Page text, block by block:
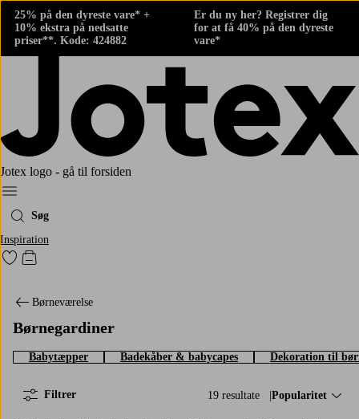
25% på den dyreste vare* +
10% ekstra på nedsatte
priser**. Kode: 424882
Er du ny her? Registrer dig
for at få 40% på den dyreste
vare*
Jotex logo - gå til forsiden
Menu
Søg
Inspiration
Gå til favoritmarkerede produkter
Gå til indkøbskurven
Børneværelse
Børnegardiner
Babytæpper Badekåber & babycapes Dekoration til
19 resultate Sorter efter:
Popularitet
Filtrer